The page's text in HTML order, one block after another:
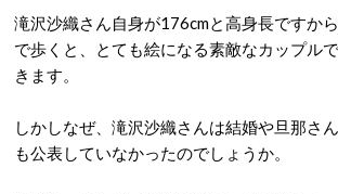
滝沢沙織さん自身が176cmと高身長ですか
で歩くと、とても絵になる素敵なカップル
きます。
しかしなぜ、滝沢沙織さんは結婚や旦那さ
も公表していなかったのでしょうか。